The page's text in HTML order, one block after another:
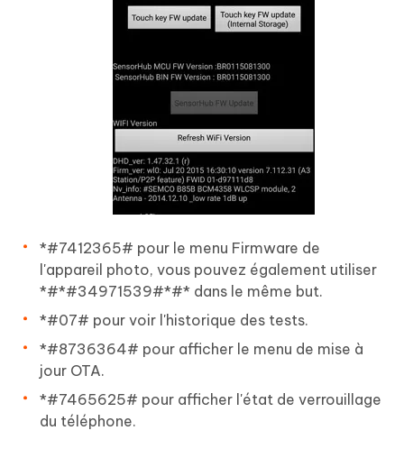
*#7412365# pour le menu Firmware de
l'appareil photo, vous pouvez également utiliser
*#*#34971539#*#* dans le même but.
*#07# pour voir l'historique des tests.
*#8736364# pour afficher le menu de mise à
jour OTA.
*#7465625# pour afficher l'état de verrouillage
du téléphone.